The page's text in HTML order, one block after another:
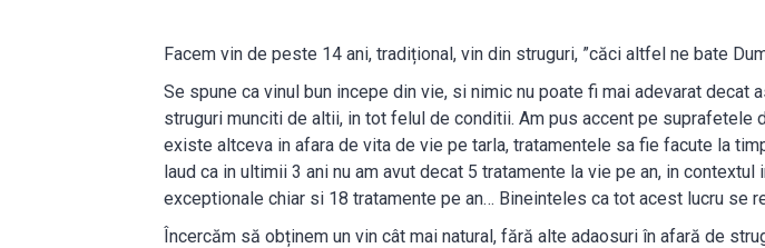
Facem vin de peste 14 ani, tradițional, vin din struguri, ”căci altfel ne bate
Se spune ca vinul bun incepe din vie, si nimic nu poate fi mai adevarat decat
struguri munciti de altii, in tot felul de conditii. Am pus accent pe
existe altceva in afara de vita de vie pe tarla, tratamentele sa fie facute la
laud ca in ultimii 3 ani nu am avut decat 5 tratamente la vie pe an, in
exceptionale chiar si 18 tratamente pe an… Bineinteles ca tot acest lucru se
Încercăm să obținem un vin cât mai natural, fără alte adaosuri în afară de